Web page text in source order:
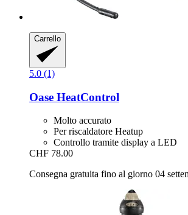
Carrello
5.0 (1)
Oase HeatControl
Molto accurato
Per riscaldatore Heatup
Controllo tramite display a LED
CHF 78.00
Consegna gratuita fino al giorno 04